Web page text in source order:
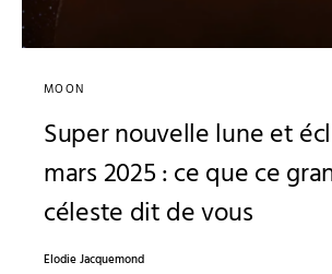
MOON
Super nouvelle lune et
mars 2025 : ce que ce
céleste dit de vous
Elodie Jacquemond